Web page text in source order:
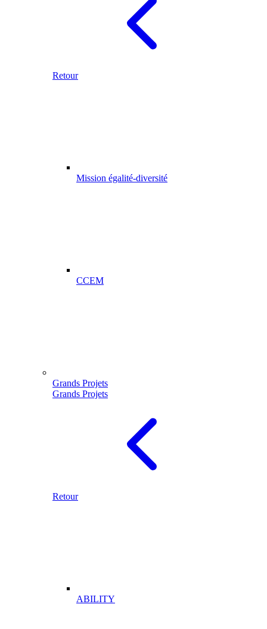
Retour
Mission égalité-diversité
CCEM
Grands Projets
Grands Projets
Retour
ABILITY